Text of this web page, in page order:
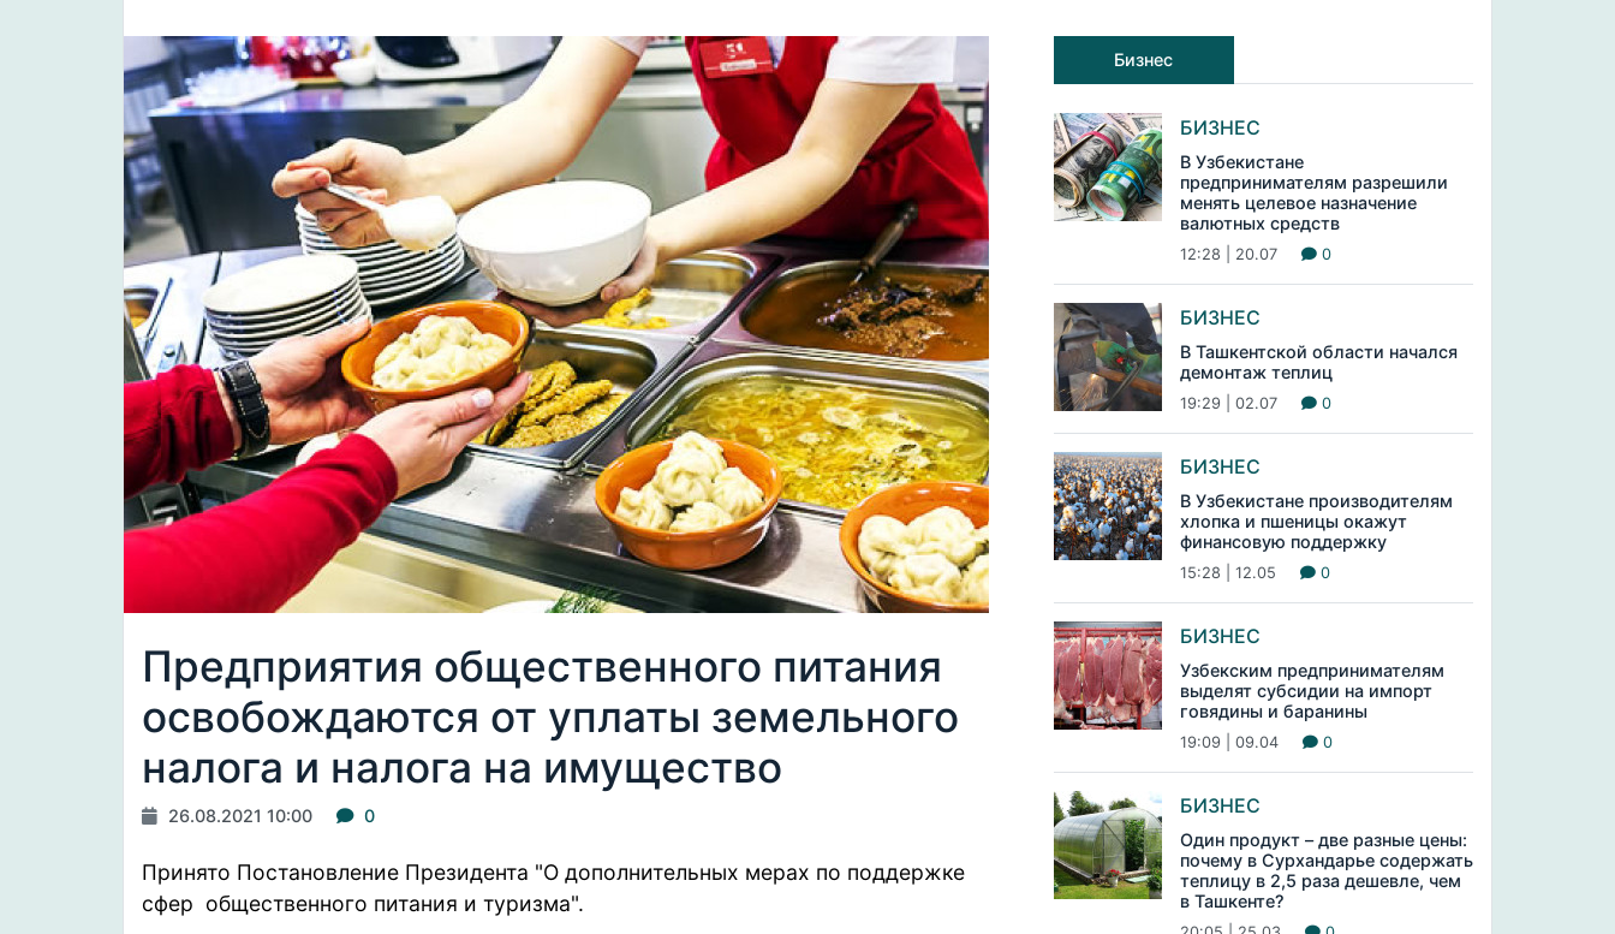
Предприятия общественного питания
освобождаются от уплаты земельного
налога и налога на имущество
26.08.2021 10:00 0
Принято Постановление Президента "О дополнительных мерах по поддержке
сфер общественного питания и туризма".
Бизнес
БИЗНЕС
В Узбекистане
предпринимателям разрешили
менять целевое назначение
валютных средств
12:28 | 20.07 0
БИЗНЕС
В Ташкентской области начался
демонтаж теплиц
19:29 | 02.07 0
БИЗНЕС
В Узбекистане производителям
хлопка и пшеницы окажут
финансовую поддержку
15:28 | 12.05 0
БИЗНЕС
Узбекским предпринимателям
выделят субсидии на импорт
говядины и баранины
19:09 | 09.04 0
БИЗНЕС
Один продукт – две разные цены:
почему в Сурхандарье содержать
теплицу в 2,5 раза дешевле, чем
в Ташкенте?